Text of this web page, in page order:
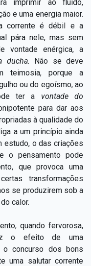
imprimir ao fluido,
e uma energia maior.
corrente é débil e a
pára nele, mas sem
vontade enérgica, a
ducha. Não se deve
teimosia, porque a
ou do egoísmo, ao
ter a vontade do
para dar aos
à qualidade do
a um princípio ainda
estudo, o das criações
o pensamento pode
que provoca uma
transformações
se produzirem sob a
calor.
quando fervorosa,
o efeito de uma
o concurso dos bons
uma salutar corrente